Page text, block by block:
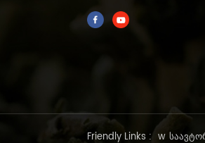
შესაფუთი
წინასწარ
Friendly Links : w